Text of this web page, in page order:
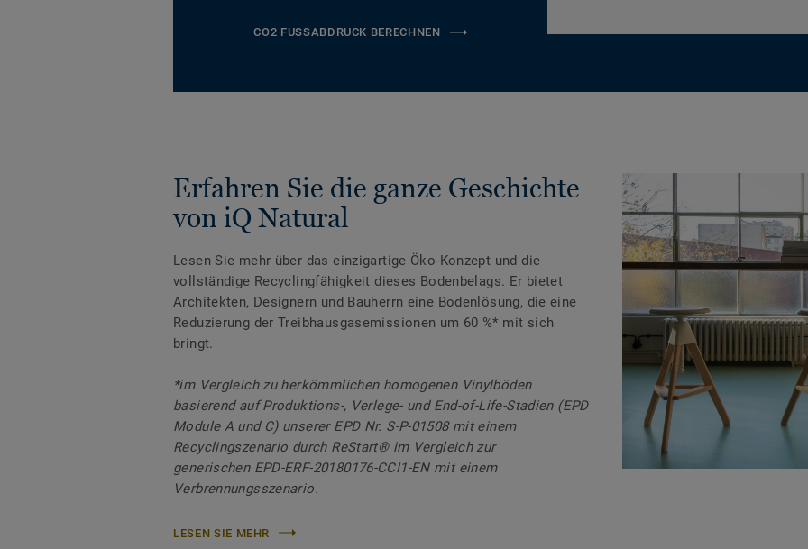
CO2 FUSSABDRUCK BERECHNEN
Erfahren Sie die ganze Geschichte
von iQ Natural
Lesen Sie mehr über das einzigartige Öko-Konzept und die
vollständige Recyclingfähigkeit dieses Bodenbelags. Er bietet
Architekten, Designern und Bauherrn eine Bodenlösung, die eine
Reduzierung der Treibhausgasemissionen um 60 %* mit sich
bringt.
*im Vergleich zu herkömmlichen homogenen Vinylböden
basierend auf Produktions-, Verlege- und End-of-Life-Stadien (EPD
Module A und C) unserer EPD Nr. S-P-01508 mit einem
Recyclingszenario durch ReStart® im Vergleich zur
generischen EPD-ERF-20180176-CCI1-EN mit einem
Verbrennungsszenario.
LESEN SIE MEHR